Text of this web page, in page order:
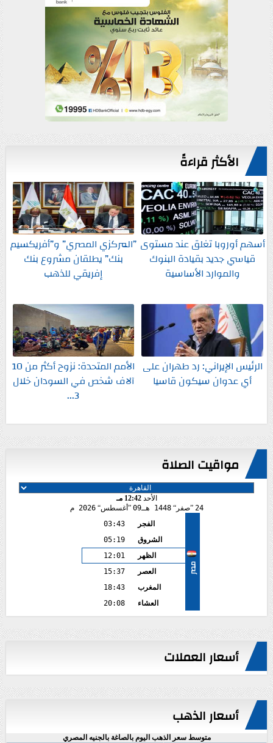
الأكثر قراءةً
أسهم أوروبا تغلق عند مستوى
قياسي جديد بقيادة البنوك
والموارد الأساسية
”المركزي المصري” و”أفريكسيم
بنك” يطلقان مشروع بنك
إفريقي للذهب
الرئيس الإيراني: رد طهران على
أي عدوان سيكون قاسيا
الأمم المتحدة: نزوح أكثر من 10
آلاف شخص في السودان خلال
3...
مواقيت الصلاة
الأحد12:42 مـ
24
صفر 1448 هـ 09 أغسطس 2026 م
مصر
الفجر
03:43
الشروق
05:19
الظهر
12:01
العصر
15:37
المغرب
18:43
العشاء
20:08
أسعار العملات
أسعار الذهب
متوسط سعر الذهب اليوم بالصاغة بالجنيه المصري